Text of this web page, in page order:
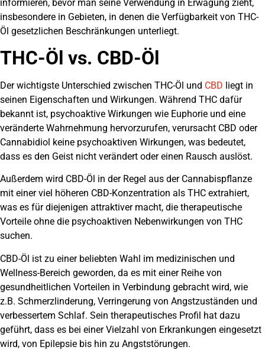
informieren, bevor man seine Verwendung in Erwägung zieht,
insbesondere in Gebieten, in denen die Verfügbarkeit von THC-
Öl gesetzlichen Beschränkungen unterliegt.
THC-Öl vs. CBD-Öl
Der wichtigste Unterschied zwischen THC-Öl und CBD liegt in
seinen Eigenschaften und Wirkungen. Während THC dafür
bekannt ist, psychoaktive Wirkungen wie Euphorie und eine
veränderte Wahrnehmung hervorzurufen, verursacht CBD oder
Cannabidiol keine psychoaktiven Wirkungen, was bedeutet,
dass es den Geist nicht verändert oder einen Rausch auslöst.
Außerdem wird CBD-Öl in der Regel aus der Cannabispflanze
mit einer viel höheren CBD-Konzentration als THC extrahiert,
was es für diejenigen attraktiver macht, die therapeutische
Vorteile ohne die psychoaktiven Nebenwirkungen von THC
suchen.
CBD-Öl ist zu einer beliebten Wahl im medizinischen und
Wellness-Bereich geworden, da es mit einer Reihe von
gesundheitlichen Vorteilen in Verbindung gebracht wird, wie
z.B. Schmerzlinderung, Verringerung von Angstzuständen und
verbessertem Schlaf. Sein therapeutisches Profil hat dazu
geführt, dass es bei einer Vielzahl von Erkrankungen eingesetzt
wird, von Epilepsie bis hin zu Angststörungen.